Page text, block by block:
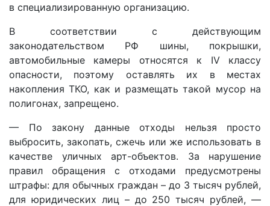
в специализированную организацию.
В соответствии с действующим
законодательством РФ шины, покрышки,
автомобильные камеры относятся к IV классу
опасности, поэтому оставлять их в местах
накопления ТКО, как и размещать такой мусор на
полигонах, запрещено.
— По закону данные отходы нельзя просто
выбросить, закопать, сжечь или же использовать в
качестве уличных арт-объектов. За нарушение
правил обращения с отходами предусмотрены
штрафы: для обычных граждан – до 3 тысяч рублей,
для юридических лиц – до 250 тысяч рублей, —